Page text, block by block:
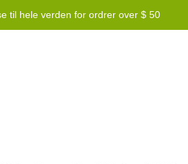
til hele verden for ordrer over $ 50